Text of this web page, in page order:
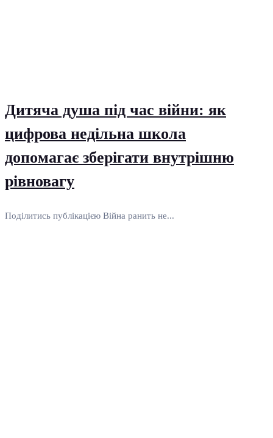
Дитяча душа під час війни: як
цифрова недільна школа
допомагає зберігати внутрішню
рівновагу
Поділитись публікацією Війна ранить не...